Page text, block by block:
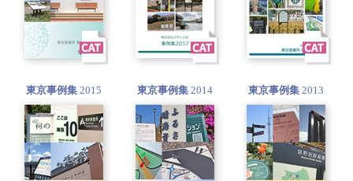
東京事例集 2015 東京事例集 2014 東京事例集2013